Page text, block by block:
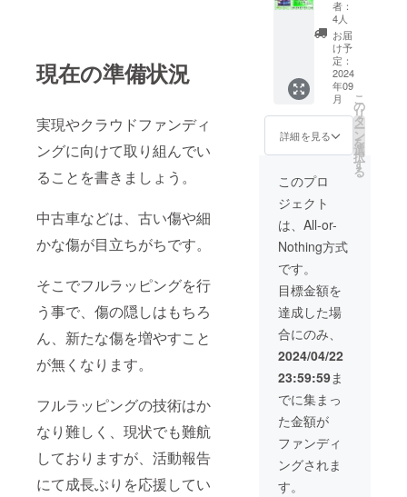
現在の準備状況
実現やクラウドファンディ
ングに向けて取り組んでい
ることを書きましょう。
中古車などは、古い傷や細
かな傷が目立ちがちです。
そこでフルラッピングを行
う事で、傷の隠しはもちろ
ん、新たな傷を増やすこと
が無くなります。
フルラッピングの技術はか
なり難しく、現状でも難航
しておりますが、活動報告
にて成長ぶりを応援してい
後、印
刷し、
発送さ
せてい
ただき
ます。
ていた
だきま
す。 掲
載期
間：事
業が存
続する
限り掲
載 掲載
ンク・
企業
名・ロ
ゴ・バ
ナー掲
載 ※掲
ルにて
打ち合
わせさ
せてい
ただき
ます。
※備考欄
にHPの
リンク
と会社
名の方
を記入
してく
シー
ト】
200㎝
×150㎝
の間で
シート
を作成
させて
いただ
きま
す。 お
好きな
形に
カット
いたし
ます。
※使いた
メール
で頂
き、デ
ザイン
作成後
返送さ
せてい
ただき
ます。
※デザイ
ン確定
後、印
刷し、
者：
4人
お届
け予
定：
2024
年09
月
詳細を見る
こ
の
リ
タ
ー
ン
を
選
択
す
る
このプロ
ジェクト
は、All-or-
Nothing方式
です。
目標金額を
達成した場
合にのみ、
2024/04/22
23:59:59ま
でに集まっ
た金額が
ファンディ
ングされま
す。